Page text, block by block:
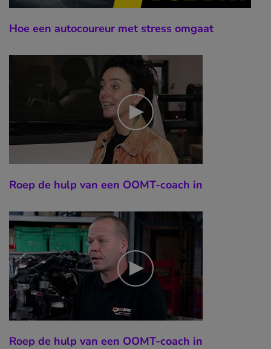
Hoe een autocoureur met stress omgaat
Roep de hulp van een OOMT-coach in
Roep de hulp van een OOMT-coach in